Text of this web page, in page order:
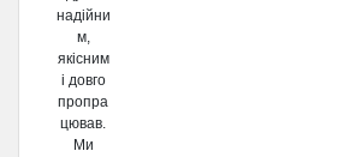
надійни
м,
якісним
і довго
пропра
цював.
Ми